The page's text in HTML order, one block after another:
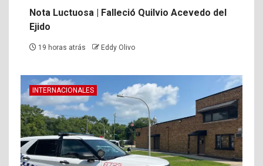
Nota Luctuosa | Falleció Quilvio Acevedo del
Ejido
19 horas atrás Eddy Olivo
INTERNACIONALES